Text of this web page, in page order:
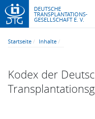
DEUTSCHE
TRANSPLANTATIONS-
GESELLSCHAFT E. V.
Startseite Inhalte
Kodex der